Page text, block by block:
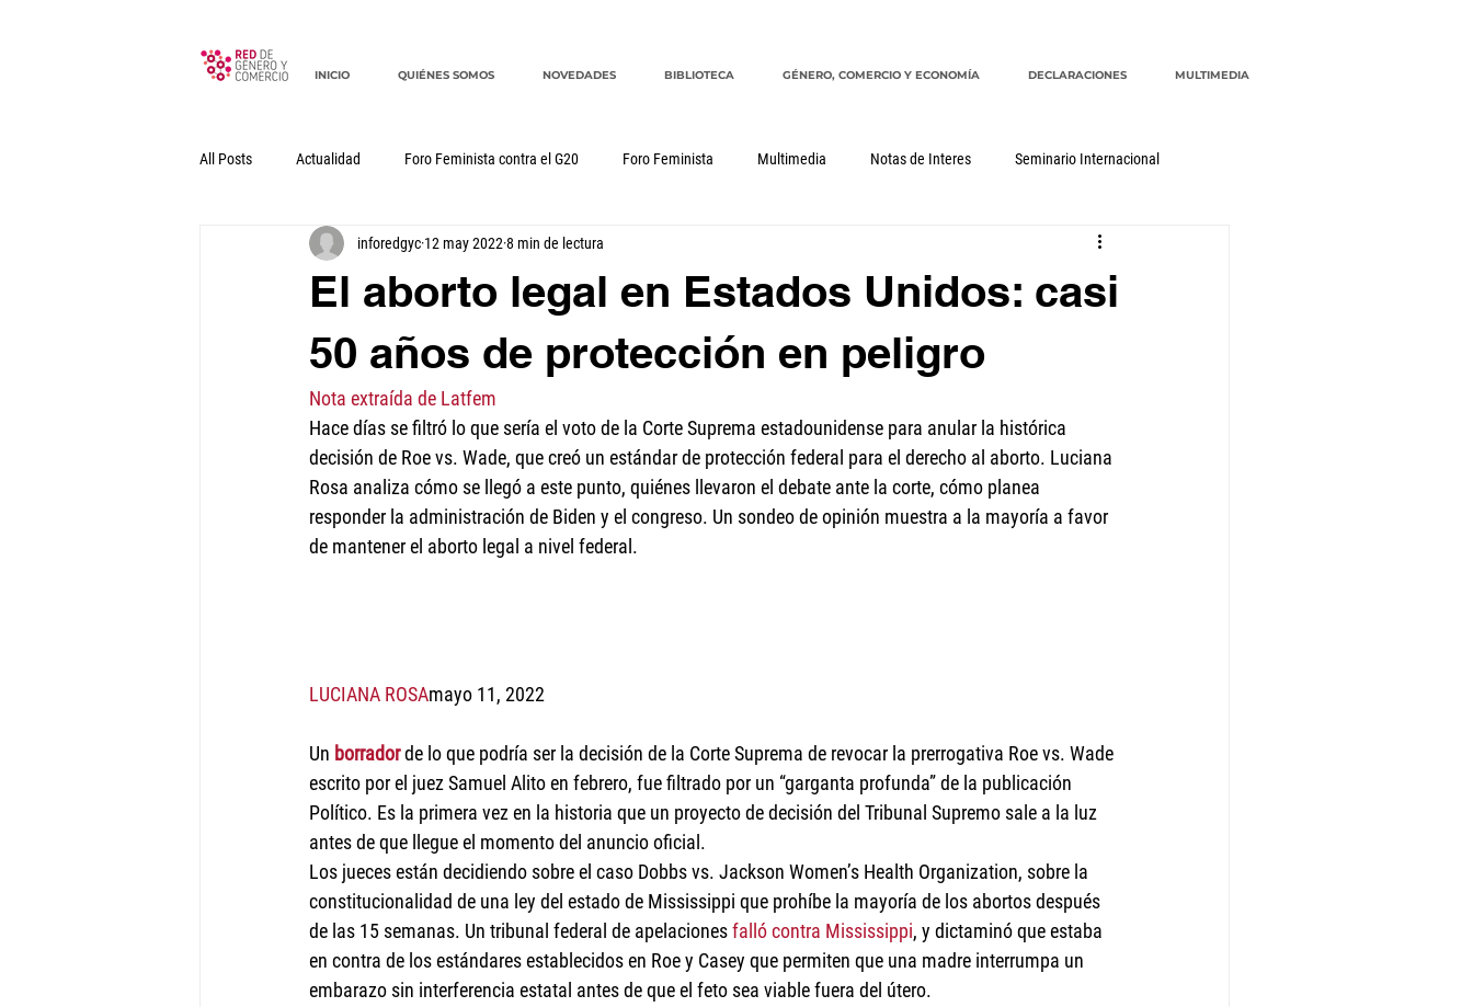
INICIO QUIÉNES SOMOS NOVEDADES BIBLIOTECA GÉNERO, COMERCIO Y ECONOMÍA DECLARACIONES MULTIMEDIA
All Posts Actualidad Foro Feminista contra el G20 Foro Feminista Multimedia Notas de Interes Seminario Internacional
Documentos Declaraciones Género, comercio y economía
El aborto legal en Estados Unidos: casi
50 años de protección en peligro
inforedgyc 12 may 2022 8 min de lectura
Nota extraída de Latfem
Hace días se filtró lo que sería el voto de la Corte Suprema estadounidense para anular la histórica
decisión de Roe vs. Wade, que creó un estándar de protección federal para el derecho al aborto. Luciana
Rosa analiza cómo se llegó a este punto, quiénes llevaron el debate ante la corte, cómo planea
responder la administración de Biden y el congreso. Un sondeo de opinión muestra a la mayoría a favor
de mantener el aborto legal a nivel federal.
LUCIANA ROSAmayo 11, 2022
Un borrador de lo que podría ser la decisión de la Corte Suprema de revocar la prerrogativa Roe vs. Wade
escrito por el juez Samuel Alito en febrero, fue filtrado por un “garganta profunda” de la publicación
Político. Es la primera vez en la historia que un proyecto de decisión del Tribunal Supremo sale a la luz
antes de que llegue el momento del anuncio oficial.
Los jueces están decidiendo sobre el caso Dobbs vs. Jackson Women’s Health Organization, sobre la
constitucionalidad de una ley del estado de Mississippi que prohíbe la mayoría de los abortos después
de las 15 semanas. Un tribunal federal de apelaciones falló contra Mississippi, y dictaminó que estaba
en contra de los estándares establecidos en Roe y Casey que permiten que una madre interrumpa un
embarazo sin interferencia estatal antes de que el feto sea viable fuera del útero.